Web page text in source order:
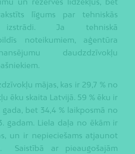
līgums par tehniskās
izstrādi. Ja tehniskā
noteikumiem, aģentūra
daudzdzīvokļu
mājas, kas ir 29,7 % no
ēku skaita Latvijā. 59 % ēku ir
gada, bet 34,4 % laikposmā no
gadam. Liela daļa no ēkām ir
un ir nepieciešams atjaunot
Saistībā ar pieaugošajām